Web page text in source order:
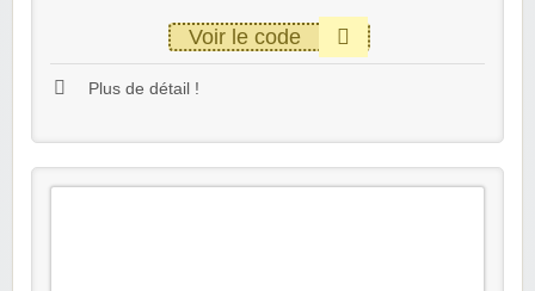
Voir le code
Plus de détail !